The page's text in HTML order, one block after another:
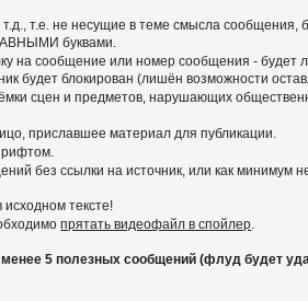
т.е. не несущие в теме смысла сообщения,
буквами.
на сообщение или номер сообщения -
будет блокирован (лишён возможности
сцен и предметов, нарушающих
приславшее материал для публикации.
без ссылки на источник, или как
тексте!
прятать видеофайл в спойлер.
5 полезных сообщений (флуд будет